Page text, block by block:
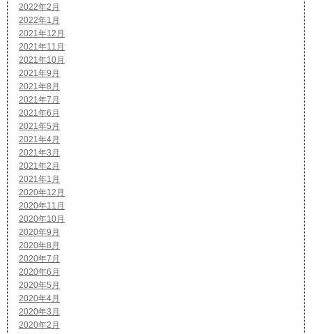
2022年2月
2022年1月
2021年12月
2021年11月
2021年10月
2021年9月
2021年8月
2021年7月
2021年6月
2021年5月
2021年4月
2021年3月
2021年2月
2021年1月
2020年12月
2020年11月
2020年10月
2020年9月
2020年8月
2020年7月
2020年6月
2020年5月
2020年4月
2020年3月
2020年2月